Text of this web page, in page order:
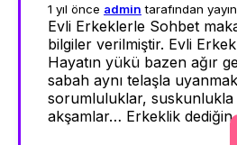
1 yıl önce admin tarafından
Evli Erkeklerle Sohbet
bilgiler verilmiştir. Evli
Hayatın yükü bazen ağır
sabah aynı telaşla
sorumluluklar, suskunlukla
akşamlar… Erkeklik